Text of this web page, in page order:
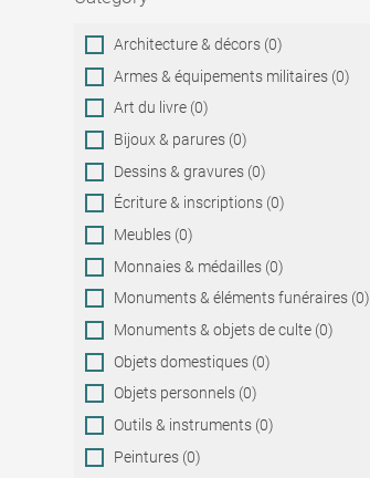
Category
Architecture & décors (0)
Armes & équipements militaires (0)
Art du livre (0)
Bijoux & parures (0)
Dessins & gravures (0)
Écriture & inscriptions (0)
Meubles (0)
Monnaies & médailles (0)
Monuments & éléments funéraires (0)
Monuments & objets de culte (0)
Objets domestiques (0)
Objets personnels (0)
Outils & instruments (0)
Peintures (0)